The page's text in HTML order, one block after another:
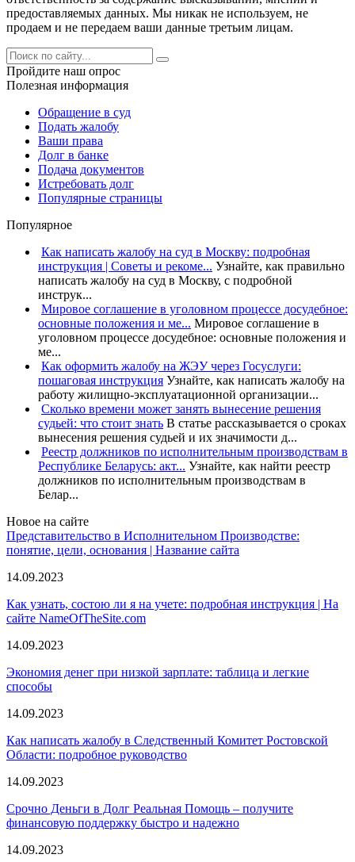
предоставляемых данных. Мы никак не используем, не
продаем и не передаем ваши данные третьим лицам.
Пройдите наш опрос
Полезная информация
Обращение в суд
Подать жалобу
Ваши права
Долг в банке
Подача документов
Истребовать долг
Популярные страницы
Популярное
Как написать жалобу на суд в Москву: подробная
инструкция | Советы и рекоме... Узнайте, как правильно
написать жалобу на суд в Москву, с подробной
инструк...
Мировое соглашение в уголовном процессе досудебное:
основные положения и ме... Мировое соглашение в
уголовном процессе досудебное: основные положения и
ме...
Как оформить жалобу на ЖЭУ через Госуслуги:
пошаговая инструкция Узнайте, как написать жалобу на
работу жилищно-эксплуатационной организации...
Сколько времени может занять вынесение решения
судьей: что стоит знать В статье рассказывается о сроках
вынесения решения судьей и их значимости д...
Реестр должников по исполнительным производствам в
Республике Беларусь: акт... Узнайте, как найти реестр
должников по исполнительным производствам в
Белар...
Новое на сайте
Представительство в Исполнительном Производстве:
понятие, цели, основания | Название сайта
14.09.2023
Как узнать, состою ли я на учете: подробная инструкция | На
сайте NameOfTheSite.com
14.09.2023
Экономия денег при низкой зарплате: таблица и легкие
способы
14.09.2023
Как написать жалобу в Следственный Комитет Ростовской
Области: подробное руководство
14.09.2023
Срочно Деньги в Долг Реальная Помощь – получите
финансовую поддержку быстро и надежно
14.09.2023